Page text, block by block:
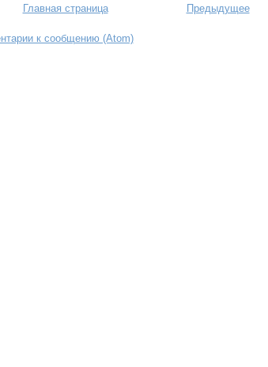
Предыдущее
Главная страница
к сообщению (Atom)